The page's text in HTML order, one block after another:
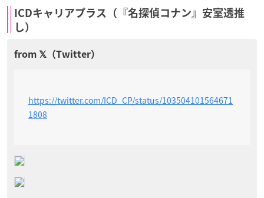
ICDキャリアプラス（『名探偵コナン』安室透推
し）
https://twitter.com/ICD_CP/status/103504101564671
1808